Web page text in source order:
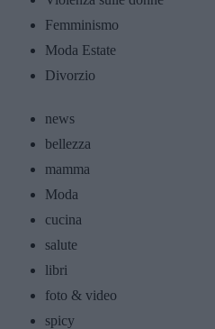
Femminismo
Moda Estate
Divorzio
news
bellezza
mamma
Moda
cucina
salute
libri
foto & video
spicy